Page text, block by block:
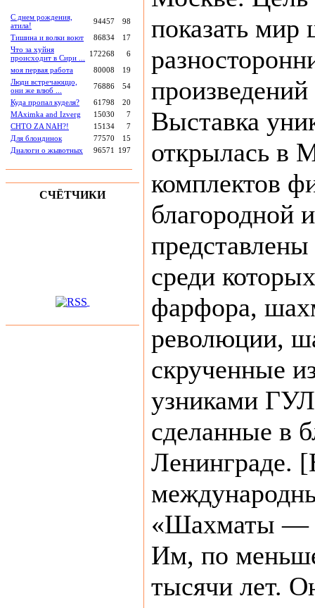
С днем рождения,
атила!
94457
98
Тишина и волки воют
86834
17
Что за хуйня
происходит в Сири ...
172268
6
моя первая работа
80008
19
Люди встречаюццо,
они же влюб ...
76886
54
Куда пропал куделя?
61798
20
MAximka and Izverg
15030
7
CHTO ZA NAH?!
15134
7
Для блондинок
77570
15
Диалоги о жывотных
96571 197
СЧЁТЧИКИ
показать мир
произведений
Выставка
открылась в
комплектов
благородной
среди
фарфора,
революции,
скрученные
узниками
сделанные в
Ленинграде.
«Шахматы —
Им, по
тысячи лет.